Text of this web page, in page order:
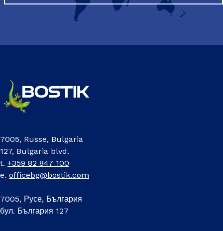
7005, Russe, Bulgaria
127, Bulgaria blvd.
t. +359 82 847 100
e. officebg@bostik.com
7005, Русе, България
бул. България 127